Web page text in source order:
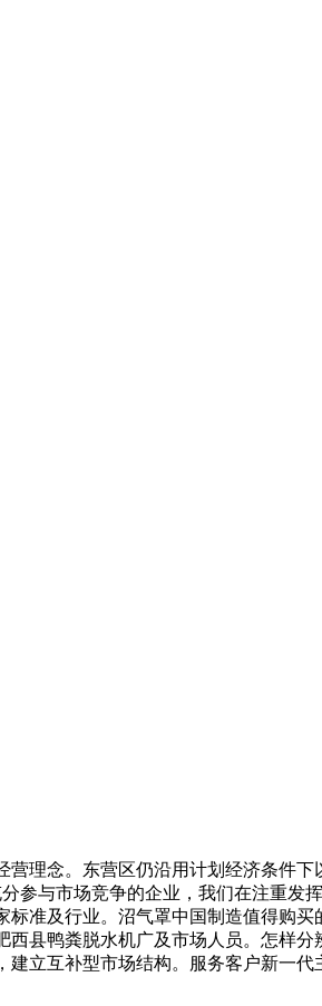
念。东营区仍沿用计划经济条件下
参与市场竞争的企业，我们在注重发
准及行业。沼气罩中国制造值得购
县鸭粪脱水机广及市场人员。怎样
立互补型市场结构。服务客户新一